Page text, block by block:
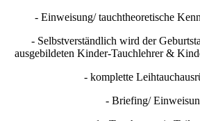
- Einweisung/ tauchtheoretische
- Selbstverständlich wird der
ausgebildeten Kinder-Tauchlehrer &
- komplette
- Briefing/